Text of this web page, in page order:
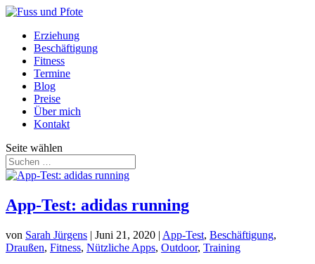
Erziehung
Beschäftigung
Fitness
Termine
Blog
Preise
Über mich
Kontakt
Seite wählen
App-Test: adidas running
von Sarah Jürgens | Juni 21, 2020 | App-Test, Beschäftigung,
Draußen, Fitness, Nützliche Apps, Outdoor, Training